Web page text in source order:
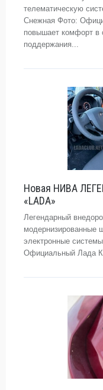
телематическую
Снежная Фото:
повышает комфорт в
поддержания...
Новая НИВА
«LADA»
Легендарный
модернизированные
электронные
Официальный Лада